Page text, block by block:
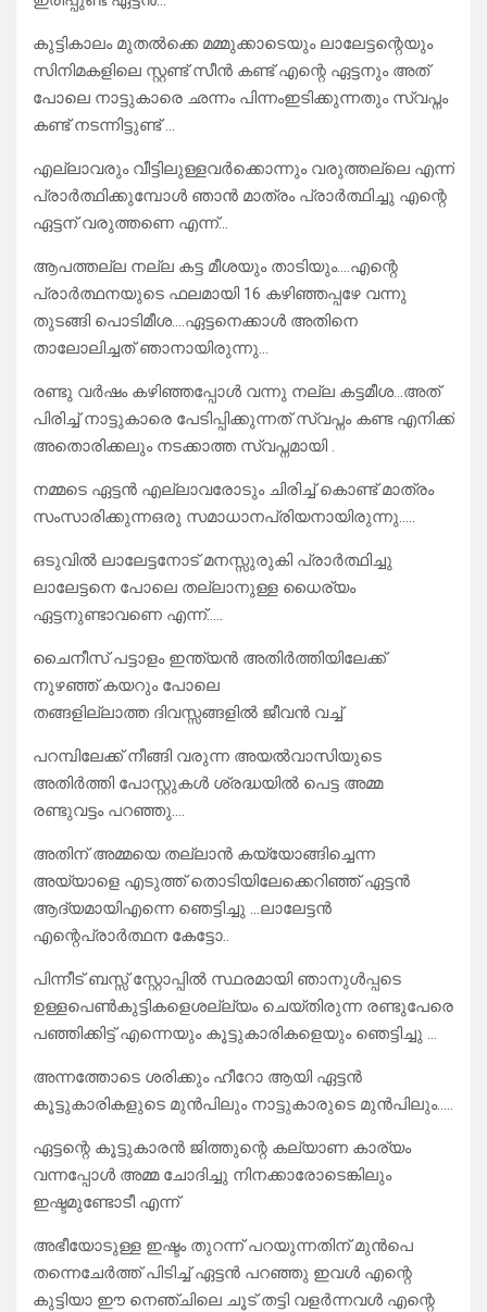
കുട്ടികാലം മുതൽക്കെ മമ്മുക്കാടെയും ലാലേട്ടന്റെയും
സിനിമകളിലെ സ്റ്റണ്ട് സീൻ കണ്ട് എന്റെ ഏട്ടനും അത്
പോലെ നാട്ടുകാരെ ഛന്നം പിന്നംഇടിക്കുന്നതും സ്വപ്നം
കണ്ട് നടന്നിട്ടുണ്ട് …
എല്ലാവരും വീട്ടിലുള്ളവർക്കൊന്നും വരുത്തല്ലെ എന്ന്
പ്രാർത്ഥിക്കുമ്പോൾ ഞാൻ മാത്രം പ്രാർത്ഥിച്ചു എന്റെ
ഏട്ടന് വരുത്തണെ എന്ന്…
ആപത്തല്ല നല്ല കട്ട മീശയും താടിയും….എന്റെ
പ്രാർത്ഥനയുടെ ഫലമായി 16 കഴിഞ്ഞപ്പഴേ വന്നു
തുടങ്ങി പൊടിമീശ….ഏട്ടനെക്കാൾ അതിനെ
താലോലിച്ചത് ഞാനായിരുന്നു…
രണ്ടു വർഷം കഴിഞ്ഞപ്പോൾ വന്നു നല്ല കട്ടമീശ…അത്
പിരിച്ച് നാട്ടുകാരെ പേടിപ്പിക്കുന്നത് സ്വപ്നം കണ്ട എനിക്ക്
അതൊരിക്കലും നടക്കാത്ത സ്വപ്നമായി .
നമ്മടെ ഏട്ടൻ എല്ലാവരോടും ചിരിച്ച് കൊണ്ട് മാത്രം
സംസാരിക്കുന്നഒരു സമാധാനപ്രിയനായിരുന്നു…..
ഒടുവിൽ ലാലേട്ടനോട് മനസ്സുരുകി പ്രാർത്ഥിച്ചു
ലാലേട്ടനെ പോലെ തല്ലാനുള്ള ധൈര്യം
ഏട്ടനുണ്ടാവണെ എന്ന്…..
ചൈനീസ് പട്ടാളം ഇന്ത്യൻ അതിർത്തിയിലേക്ക്
നുഴഞ്ഞ് കയറും പോലെ
തങ്ങളില്ലാത്ത ദിവസ്സങ്ങളിൽ ജീവൻ വച്ച്
പറമ്പിലേക്ക് നീങ്ങി വരുന്ന അയൽവാസിയുടെ
അതിർത്തി പോസ്റ്റുകൾ ശ്രദ്ധയിൽ പെട്ട അമ്മ
രണ്ടുവട്ടം പറഞ്ഞു….
അതിന് അമ്മയെ തല്ലാൻ കയ്യോങ്ങിച്ചെന്ന
അയ്യാളെ എടുത്ത് തൊടിയിലേക്കെറിഞ്ഞ് ഏട്ടൻ
ആദ്യമായിഎന്നെ ഞെട്ടിച്ചു …ലാലേട്ടൻ
എന്റെപ്രാർത്ഥന കേട്ടോ..
പിന്നീട് ബസ്സ് സ്റ്റോപ്പിൽ സ്ഥരമായി ഞാനുൾപ്പടെ
ഉള്ളപെൺകുട്ടികളെശല്ല്യം ചെയ്തിരുന്ന രണ്ടുപേരെ
പഞ്ഞിക്കിട്ട് എന്നെയും കൂട്ടുകാരികളെയും ഞെട്ടിച്ചു …
അന്നത്തോടെ ശരിക്കും ഹീറോ ആയി ഏട്ടൻ
കൂട്ടുകാരികളുടെ മുൻപിലും നാട്ടുകാരുടെ മുൻപിലും…..
ഏട്ടന്റെ കൂട്ടുകാരൻ ജിത്തുന്റെ കല്യാണ കാര്യം
വന്നപ്പോൾ അമ്മ ചോദിച്ചു നിനക്കാരോടെങ്കിലും
ഇഷ്ടമുണ്ടോടീ എന്ന്
അഭീയോടുള്ള ഇഷ്ടം തുറന്ന് പറയുന്നതിന് മുൻപെ
തന്നെചേർത്ത് പിടിച്ച് ഏട്ടൻ പറഞ്ഞു ഇവൾ എന്റെ
കുട്ടിയാ ഈ നെഞ്ചിലെ ചൂട് തട്ടി വളർന്നവൾ എന്റെ